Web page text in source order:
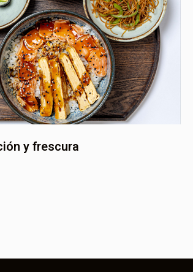
y frescura